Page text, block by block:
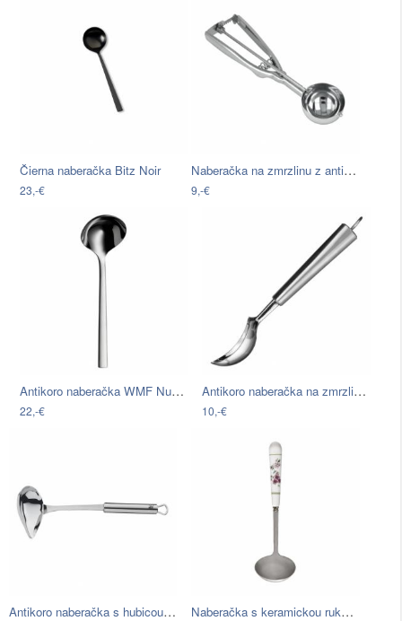
Čierna naberačka Bitz Noir
23,-€
Naberačka na zmrzlinu z antikoro ocele…
9,-€
Antikoro naberačka WMF Nuova
22,-€
Antikoro naberačka na zmrzlinu Westmark
10,-€
Antikoro naberačka s hubicou WMF Profi… Naberačka s keramickou rukoväťou…